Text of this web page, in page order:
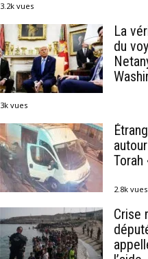
3.2k vues
La
du
3k vues
Torah
2.8k vues
Crise